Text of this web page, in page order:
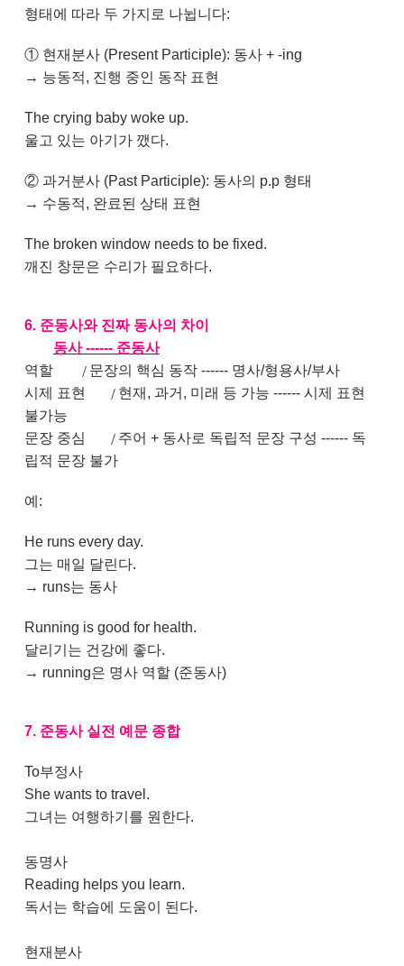
형태에 따라 두 가지로 나뉩니다:
① 현재분사 (Present Participle): 동사 + -ing
→ 능동적, 진행 중인 동작 표현
The crying baby woke up.
울고 있는 아기가 깼다.
② 과거분사 (Past Participle): 동사의 p.p 형태
→ 수동적, 완료된 상태 표현
The broken window needs to be fixed.
깨진 창문은 수리가 필요하다.
6. 준동사와 진짜 동사의 차이
동사 ------ 준동사
역할
/ 문장의 핵심 동작 ------ 명사/형용사/부사
시제 표현
/ 현재, 과거, 미래 등 가능 ------ 시제 표현
불가능
문장 중심
/ 주어 + 동사로 독립적 문장 구성 ------ 독
립적 문장 불가
예:
He runs every day.
그는 매일 달린다.
→ runs는 동사
Running is good for health.
달리기는 건강에 좋다.
→ running은 명사 역할 (준동사)
7. 준동사 실전 예문 종합
To부정사
She wants to travel.
그녀는 여행하기를 원한다.
동명사
Reading helps you learn.
독서는 학습에 도움이 된다.
현재분사